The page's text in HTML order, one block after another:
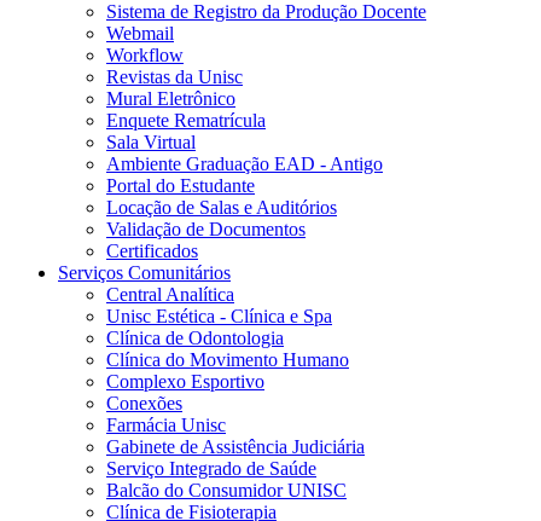
Sistema de Registro da Produção Docente
Webmail
Workflow
Revistas da Unisc
Mural Eletrônico
Enquete Rematrícula
Sala Virtual
Ambiente Graduação EAD - Antigo
Portal do Estudante
Locação de Salas e Auditórios
Validação de Documentos
Certificados
Serviços Comunitários
Central Analítica
Unisc Estética - Clínica e Spa
Clínica de Odontologia
Clínica do Movimento Humano
Complexo Esportivo
Conexões
Farmácia Unisc
Gabinete de Assistência Judiciária
Serviço Integrado de Saúde
Balcão do Consumidor UNISC
Clínica de Fisioterapia